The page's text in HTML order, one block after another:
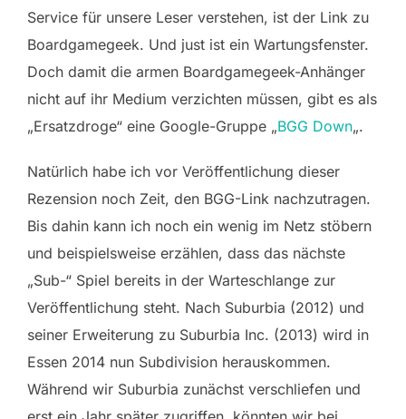
Service für unsere Leser verstehen, ist der Link zu
Boardgamegeek. Und just ist ein Wartungsfenster.
Doch damit die armen Boardgamegeek-Anhänger
nicht auf ihr Medium verzichten müssen, gibt es als
„Ersatzdroge“ eine Google-Gruppe „BGG Down„.
Natürlich habe ich vor Veröffentlichung dieser
Rezension noch Zeit, den BGG-Link nachzutragen.
Bis dahin kann ich noch ein wenig im Netz stöbern
und beispielsweise erzählen, dass das nächste
„Sub-“ Spiel bereits in der Warteschlange zur
Veröffentlichung steht. Nach Suburbia (2012) und
seiner Erweiterung zu Suburbia Inc. (2013) wird in
Essen 2014 nun Subdivision herauskommen.
Während wir Suburbia zunächst verschliefen und